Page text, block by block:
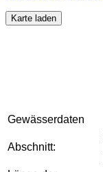
Karte laden
Gewässerdaten
Abschnitt: